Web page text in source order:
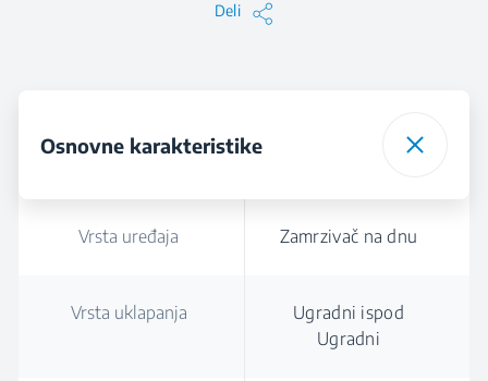
Deli
Osnovne karakteristike
Vrsta uređaja Zamrzivač na dnu
Vrsta uklapanja
Ugradni ispod
Ugradni